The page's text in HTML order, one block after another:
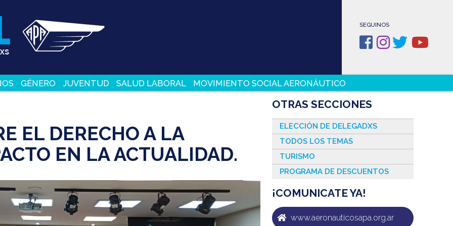
SEGUINOS
GÉNERO JUVENTUD SALUD LABORAL MOVIMIENTO SOCIAL AERONÁUTICO
EL DERECHO A LA
EN LA ACTUALIDAD.
OTRAS SECCIONES
ELECCIÓN DE DELEGADXS
TODOS LOS TEMAS
TURISMO
PROGRAMA DE DESCUENTOS
¡COMUNICATE YA!
www.aeronauticosapa.org.ar